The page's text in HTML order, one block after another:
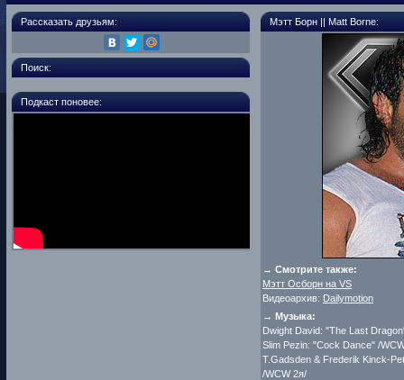
Рассказать друзьям:
Поиск:
Подкаст поновее:
Мэтт Борн || Matt Borne:
→ Смотрите также:
Мэтт Осборн на VS
Видеоархив: Dailymotion
→ Музыка:
Dwight David: "The Last
Slim Pezin: "Cock Dance" /
T.Gadsden & Frederik Kinck-
/WCW 2я/